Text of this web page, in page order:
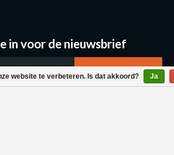
website te verbeteren. Is dat akkoord? Ja
in voor de nieuwsbrief